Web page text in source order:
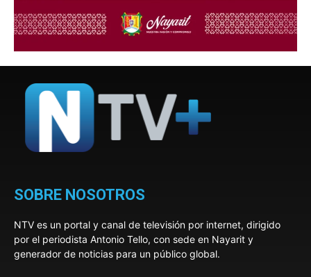
SOBRE NOSOTROS
NTV es un portal y canal de televisión por internet, dirigido
por el periodista Antonio Tello, con sede en Nayarit y
generador de noticias para un público global.